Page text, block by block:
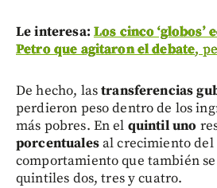
Le interesa: Los cinco ‘globos’
Petro que agitaron el debate,
De hecho, lastransferencias
perdieron peso dentro de los
más pobres. En el quintil uno
porcentualesal crecimiento del
comportamiento que también
quintiles dos, tres y cuatro.